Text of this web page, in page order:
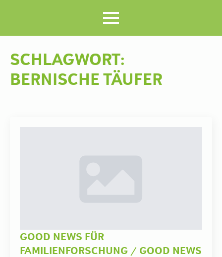
SCHLAGWORT:
BERNISCHE TÄUFER
GOOD NEWS FÜR
FAMILIENFORSCHUNG / GOOD NEWS